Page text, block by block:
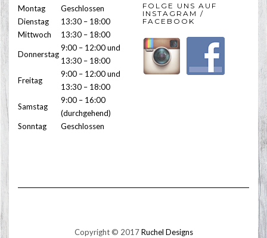
Montag
Geschlossen
Dienstag
13:30 – 18:00
Mittwoch
13:30 – 18:00
Donnerstag
9:00 – 12:00 und
13:30 – 18:00
Freitag
9:00 – 12:00 und
13:30 – 18:00
Samstag
9:00 – 16:00
(durchgehend)
Sonntag
Geschlossen
FOLGE UNS AUF
INSTAGRAM /
FACEBOOK
Copyright © 2017Ruchel Designs